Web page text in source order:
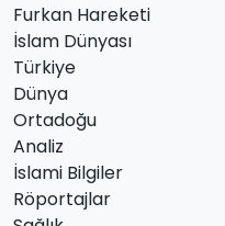
Furkan Hareketi
İslam Dünyası
Türkiye
Dünya
Ortadoğu
Analiz
İslami Bilgiler
Röportajlar